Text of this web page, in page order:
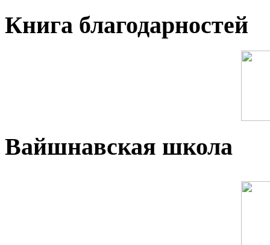
Книга благодарностей
Вайшнавская школа